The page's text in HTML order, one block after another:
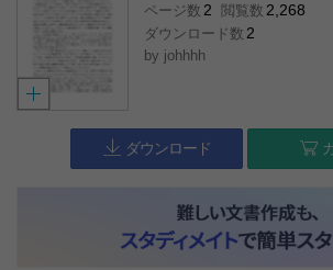
ページ数 2 閲覧数 2,268
ダウンロード数 2
by johhhh
ダウンロード